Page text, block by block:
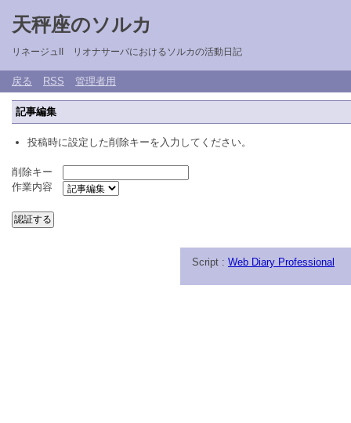
天秤座のソルカ
リネージュII リオナサーバにおけるソルカの活動日記
戻る RSS 管理者用
記事編集
投稿時に設定した削除キーを入力してください。
削除キー
作業内容
Script : Web Diary Professional